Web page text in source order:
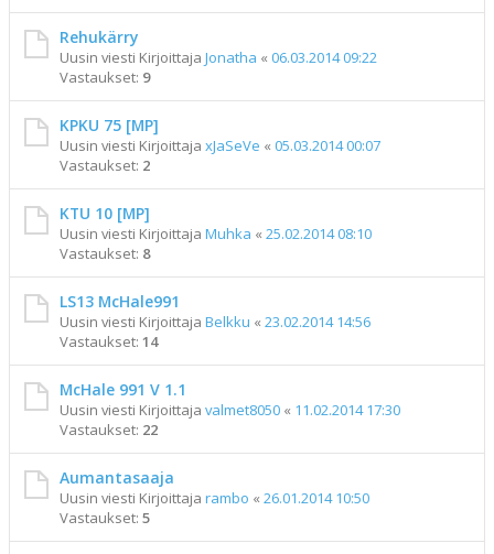
Rehukärry
Uusin viesti Kirjoittaja Jonatha « 06.03.2014 09:22
Vastaukset: 9
KPKU 75 [MP]
Uusin viesti Kirjoittaja xJaSeVe « 05.03.2014 00:07
Vastaukset: 2
KTU 10 [MP]
Uusin viesti Kirjoittaja Muhka « 25.02.2014 08:10
Vastaukset: 8
LS13 McHale991
Uusin viesti Kirjoittaja Belkku « 23.02.2014 14:56
Vastaukset: 14
McHale 991 V 1.1
Uusin viesti Kirjoittaja valmet8050 « 11.02.2014 17:30
Vastaukset: 22
Aumantasaaja
Uusin viesti Kirjoittaja rambo « 26.01.2014 10:50
Vastaukset: 5